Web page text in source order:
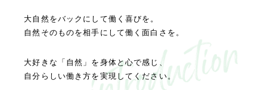
大自然をバックにして働く喜びを。
自然そのものを相手にして働く面白さを。
大好きな「自然」を身体と心で感じ、
自分らしい働き方を実現してください。